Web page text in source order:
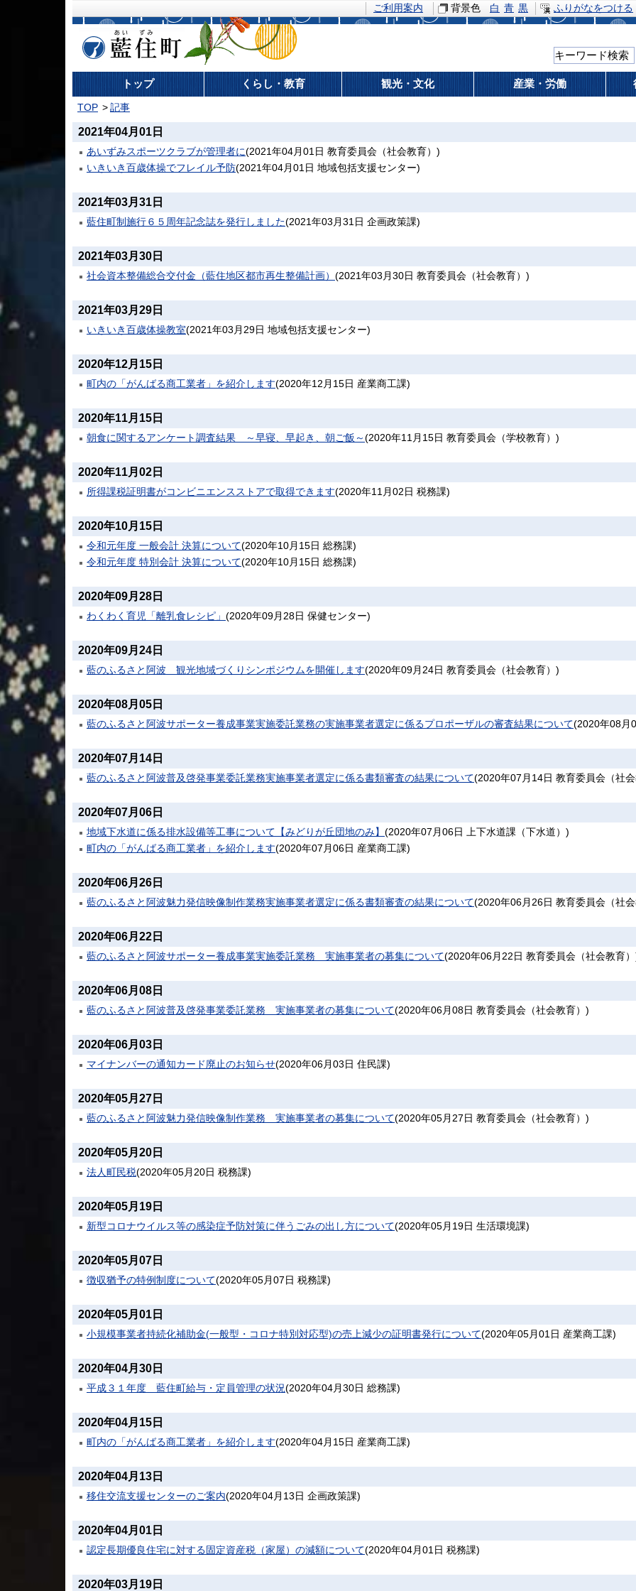
ご利用案内 背景色 白 青 黒 ふりがなをつける
藍住町
トップ くらし・教育 観光・文化 産業・労働
TOP 記事
2021年04月01日
あいずみスポーツクラブが管理者に(2021年04月01日 教育委員会（社会教育） )
いきいき百歳体操でフレイル予防(2021年04月01日 地域包括支援センター)
2021年03月31日
藍住町制施行６５周年記念誌を発行しました(2021年03月31日 企画政策課)
2021年03月30日
社会資本整備総合交付金（藍住地区都市再生整備計画） (2021年03月30日 教育委員会（社会教育） )
2021年03月29日
いきいき百歳体操教室(2021年03月29日 地域包括支援センター)
2020年12月15日
町内の「がんばる商工業者」を紹介します(2020年12月15日 産業商工課)
2020年11月15日
朝食に関するアンケート調査結果 ～早寝、早起き、朝ご飯～ (2020年11月15日 教育委員会（学校教育） )
2020年11月02日
所得課税証明書がコンビニエンスストアで取得できます(2020年11月02日 税務課)
2020年10月15日
令和元年度 一般会計 決算について(2020年10月15日 総務課)
令和元年度 特別会計 決算について(2020年10月15日 総務課)
2020年09月28日
わくわく育児「離乳食レシピ」 (2020年09月28日 保健センター)
2020年09月24日
藍のふるさと阿波 観光地域づくりシンポジウムを開催します(2020年09月24日 教育委員会（社会教育） )
2020年08月05日
藍のふるさと阿波サポーター養成事業実施委託業務の実施事業者選定に係るプロポーザルの審査結果について(2020年08月
2020年07月14日
藍のふるさと阿波普及啓発事業委託業務実施事業者選定に係る書類審査の結果について(2020年07月14日 教育委員会（社
2020年07月06日
地域下水道に係る排水設備等工事について【みどりが丘団地のみ】 (2020年07月06日 上下水道課（下水道） )
町内の「がんばる商工業者」を紹介します(2020年07月06日 産業商工課)
2020年06月26日
藍のふるさと阿波魅力発信映像制作業務実施事業者選定に係る書類審査の結果について(2020年06月26日 教育委員会（社
2020年06月22日
藍のふるさと阿波サポーター養成事業実施委託業務 実施事業者の募集について(2020年06月22日 教育委員会（社会教育）
2020年06月08日
藍のふるさと阿波普及啓発事業委託業務 実施事業者の募集について(2020年06月08日 教育委員会（社会教育） )
2020年06月03日
マイナンバーの通知カード廃止のお知らせ(2020年06月03日 住民課)
2020年05月27日
藍のふるさと阿波魅力発信映像制作業務 実施事業者の募集について(2020年05月27日 教育委員会（社会教育） )
2020年05月20日
法人町民税(2020年05月20日 税務課)
2020年05月19日
新型コロナウイルス等の感染症予防対策に伴うごみの出し方について(2020年05月19日 生活環境課)
2020年05月07日
徴収猶予の特例制度について(2020年05月07日 税務課)
2020年05月01日
小規模事業者持続化補助金(一般型・コロナ特別対応型)の売上減少の証明書発行について(2020年05月01日 産業商工課)
2020年04月30日
平成３１年度 藍住町給与・定員管理の状況(2020年04月30日 総務課)
2020年04月15日
町内の「がんばる商工業者」を紹介します(2020年04月15日 産業商工課)
2020年04月13日
移住交流支援センターのご案内(2020年04月13日 企画政策課)
2020年04月01日
認定長期優良住宅に対する固定資産税（家屋）の減額について(2020年04月01日 税務課)
2020年03月19日